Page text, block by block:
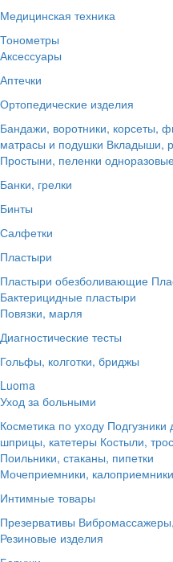
Медицинская техника
Тонометры
Аксессуары
Аптечки
Ортопедические изделия
Бандажи, воротники, корсеты,
матрасы и подушки Вкладыши,
Простыни, пеленки
Банки, грелки
Бинты
Салфетки
Пластыри
Пластыри обезболивающие
Бактерицидные пластыри
Повязки, марля
Диагностические тесты
Гольфы, колготки, бриджы
Luoma
Уход за больными
Косметика по уходу Подгузники
шприцы, катетеры Костыли,
Поильники, стаканы, пипетки
Мочеприемники, калоприемники
Интимные товары
Презервативы
Резиновые изделия